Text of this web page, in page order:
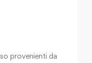
provenienti da